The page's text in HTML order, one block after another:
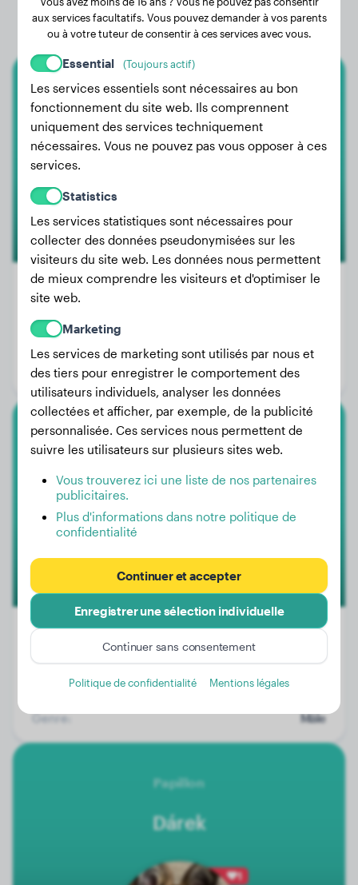
Papillon
Molly
Poids:
Âge:
1 an, 11 mois
Genre:
Femelle
Papillon
Milou
2 ans, 5 mois
Genre:
Mâle
Papillon
Dárek
1
aux services facultatifs. Vous pouvez demander à vos parents
ou à votre tuteur de consentir à ces services avec vous.
Essential (Toujours actif)
Les services essentiels sont nécessaires au bon
fonctionnement du site web. Ils comprennent
uniquement des services techniquement
nécessaires. Vous ne pouvez pas vous opposer à ces
services.
Statistics
Les services statistiques sont nécessaires pour
collecter des données pseudonymisées sur les
visiteurs du site web. Les données nous permettent
de mieux comprendre les visiteurs et d'optimiser le
site web.
Marketing
Les services de marketing sont utilisés par nous et
des tiers pour enregistrer le comportement des
utilisateurs individuels, analyser les données
collectées et afficher, par exemple, de la publicité
personnalisée. Ces services nous permettent de
suivre les utilisateurs sur plusieurs sites web.
Vous trouverez ici une liste de nos partenaires
publicitaires.
Plus d'informations dans notre politique de
confidentialité
Continuer et accepter
Enregistrer une sélection individuelle
Continuer sans consentement
Politique de confidentialité Mentions légales